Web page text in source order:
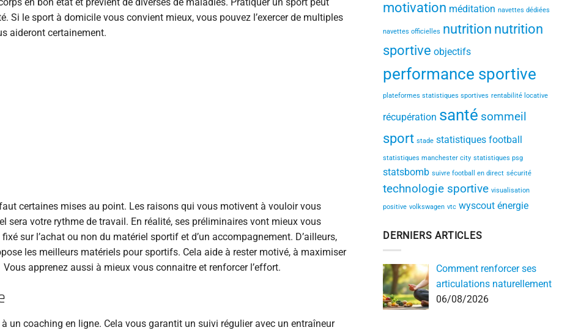
en bon état et prévient de diverses de maladies. Pratiquer un sport peut
Si le sport à domicile vous convient mieux, vous pouvez l’exercer de multiples
aideront certainement.
certaines mises au point. Les raisons qui vous motivent à vouloir vous
sera votre rythme de travail. En réalité, ses préliminaires vont mieux vous
sur l’achat ou non du matériel sportif et d’un accompagnement. D’ailleurs,
les meilleurs matériels pour sportifs. Cela aide à rester motivé, à maximiser
apprenez aussi à mieux vous connaitre et renforcer l’effort.
un coaching en ligne. Cela vous garantit un suivi régulier avec un entraîneur
motivation méditation navettes dédiées
navettes officielles nutrition nutrition
sportive objectifs
performance sportive
plateformes statistiques sportives rentabilité locative
récupération santé sommeil
sport stade statistiques football
statistiques manchester city statistiques psg
statsbomb suivre football en direct sécurité
technologie sportive visualisation
positive volkswagen vtc wyscout énergie
DERNIERS ARTICLES
Comment renforcer ses
articulations naturellement
06/08/2026